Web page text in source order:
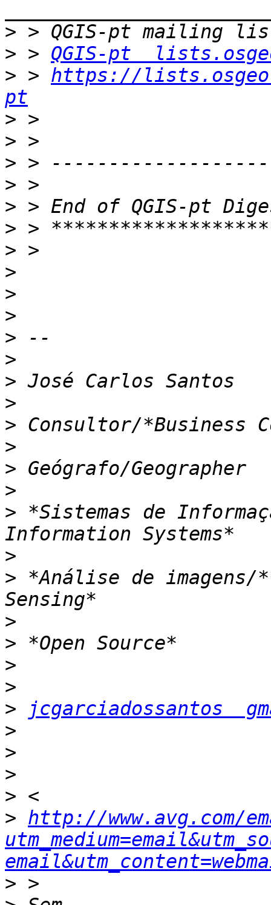
>
> > QGIS-pt
> > https://
pt
>
>
>
>
>
>
>
>
>
>
>
>
>
>
>
>
>
>
> *Sistemas de
>
> *Análise de imagens/
>
>
>
>
>
jcgarciadossantos
>
>
>
>
> http://www.avg.com/
>